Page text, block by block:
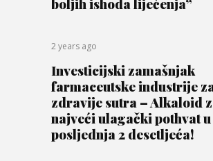
2 years ago
Investicijski zamašnjak
farmaceutske industrije
zdravije sutra – Alkaloid
najveći ulagački pothvat u
posljednja 2 desetljeća!